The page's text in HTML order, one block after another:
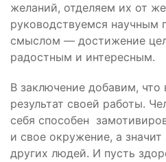
желаний, отделяем их от
руководствуемся
смыслом — достижение
радостным и интересным.
В заключение добавим,
результат своей работы.
себя способен
и свое окружение, а
других людей. И пусть